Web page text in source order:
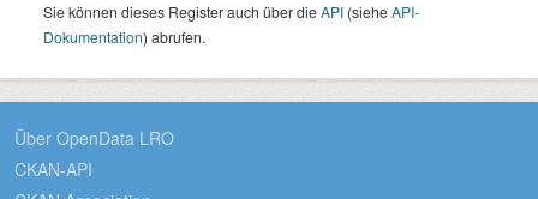
Sie können dieses Register auch über dieAPI (sieheAPI-
Dokumentation) abrufen.
Über OpenData LRO
CKAN-API